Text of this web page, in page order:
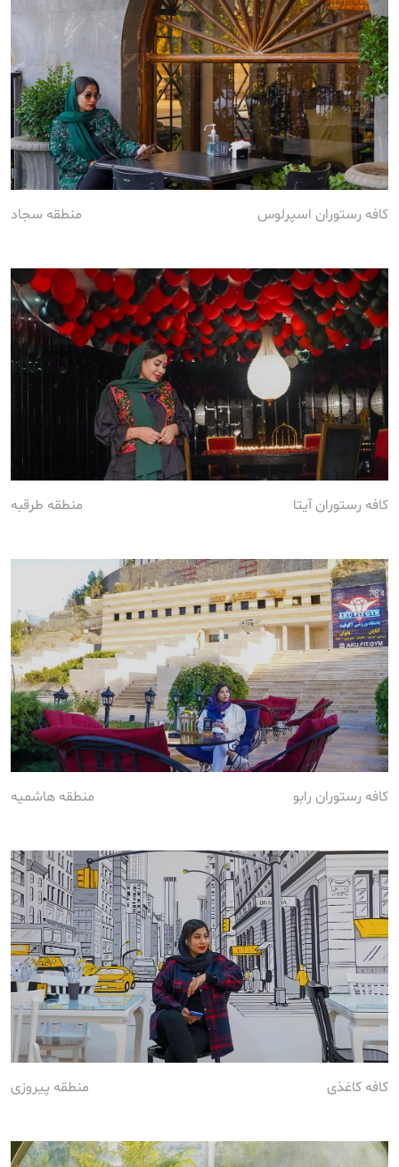
منطقه سجاد کافه رستوران اسپرلوس
منطقه طرقبه کافه رستوران آیتا
منطقه هاشمیه کافه رستوران رابو
منطقه پیروزی کافه کاغذی